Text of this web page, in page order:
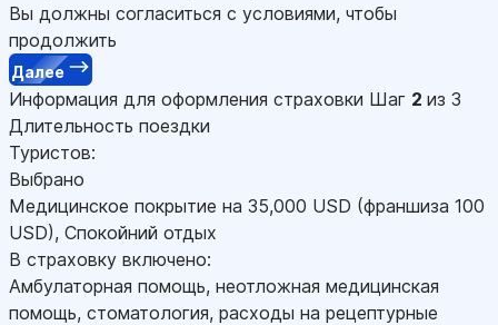
Вы должны согласиться с условиями, чтобы
продолжить
Далее
Информация для оформления страховки Шаг 2 из 3
Длительность поездки
Туристов:
Выбрано
Медицинское покрытие на 35,000 USD (франшиза 100
USD), Спокойний отдых
В страховку включено:
Амбулаторная помощь, неотложная медицинская
помощь, стоматология, расходы на рецептурные